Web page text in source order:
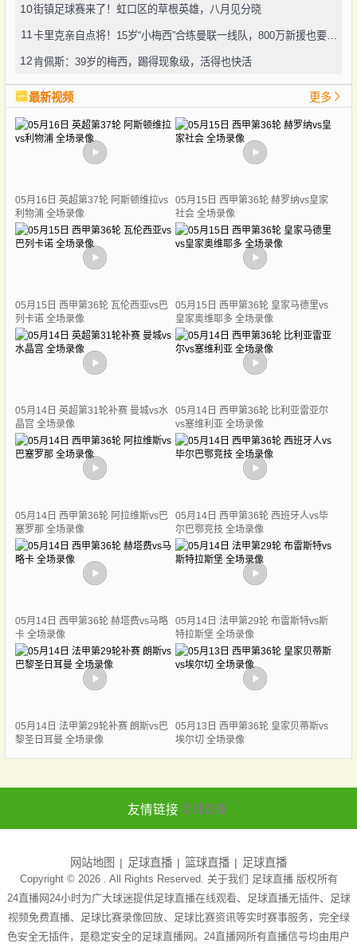
10街镇足球赛来了！虹口区的草根英雄，八月见分晓
11 卡里克亲自点将！15岁“小梅西”合练曼联一线队，800万新援也要露脸
12 肯佩斯：39岁的梅西，踢得现象级，活得也快活
最新视频 更多
05月16日 英超第37轮 阿斯顿维拉vs
利物浦 全场录像
05月15日 西甲第36轮 赫罗纳vs皇家
社会 全场录像
05月15日 西甲第36轮 瓦伦西亚vs巴
列卡诺 全场录像
05月15日 西甲第36轮 皇家马德里vs
皇家奥维耶多 全场录像
05月14日 英超第31轮补赛 曼城vs水
晶宫 全场录像
05月14日 西甲第36轮 比利亚雷亚尔
vs塞维利亚 全场录像
05月14日 西甲第36轮 阿拉维斯vs巴
塞罗那 全场录像
05月14日 西甲第36轮 西班牙人vs毕
尔巴鄂竞技 全场录像
05月14日 西甲第36轮 赫塔费vs马略
卡 全场录像
05月14日 法甲第29轮 布雷斯特vs斯
特拉斯堡 全场录像
05月14日 法甲第29轮补赛 朗斯vs巴
黎圣日耳曼 全场录像
05月13日 西甲第36轮 皇家贝蒂斯vs
埃尔切 全场录像
友情链接 足球直播
网站地图 足球直播 篮球直播 足球直播
Copyright © 2026 . All Rights Reserved. 关于我们 足球直播版权所有
24直播网24小时为广大球迷提供足球直播在线观看、足球直播无插件、足球
视频免费直播、足球比赛录像回放、足球比赛资讯等实时赛事服务，完全绿
色安全无插件，是稳定安全的足球直播网。24直播网所有直播信号均由用户